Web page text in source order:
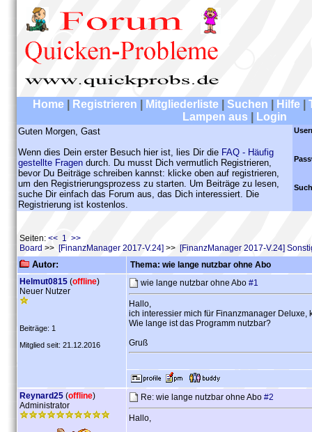
Home Registrieren Mitgliederliste Suchen Hilfe
Lampen aus
Login
Guten Morgen, Gast
Wenn dies Dein erster Besuch hier ist, lies Dir die FAQ - Häufig
gestellte Fragen durch. Du musst Dich vermutlich Registrieren,
bevor Du Beiträge schreiben kannst: klicke oben auf registrieren,
um den Registrierungsprozess zu starten. Um Beiträge zu lesen,
suche Dir einfach das Forum aus, das Dich interessiert. Die
Registrierung ist kostenlos.
Seiten: << 1 >>
Board >> [FinanzManager 2017-V.24] >> [FinanzManager 2017-V.24]
Autor:
Thema: wie lange nutzbar ohne Abo
Helmut0815 (offline)
Neuer Nutzer
Beiträge: 1
Mitglied seit: 21.12.2016
wie lange nutzbar ohne Abo #1
Hallo,
ich interessier mich für Finanzmanager Deluxe,
Wie lange ist das Programm nutzbar?
Gruß
Reynard25 (offline)
Administrator
Re: wie lange nutzbar ohne Abo #2
Hallo,